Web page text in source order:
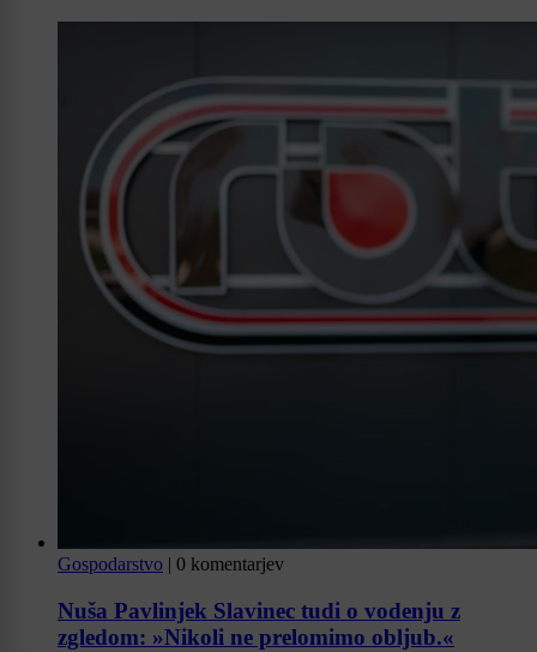
Gospodarstvo 0 komentarjev
Nuša Pavlinjek Slavinec tudi o vodenju z
zgledom: »Nikoli ne prelomimo obljub.«